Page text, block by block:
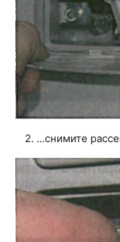
2. ...снимите